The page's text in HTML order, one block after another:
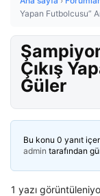
Yapan Futbolcusu”
Çıkış
Güler
Bu konu 0 yanıt
admin tarafından
1 yazı